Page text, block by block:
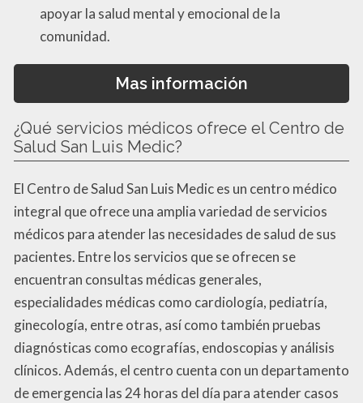
apoyar la salud mental y emocional de la
comunidad.
Mas información
¿Qué servicios médicos ofrece el Centro de
Salud San Luis Medic?
El Centro de Salud San Luis Medic es un centro médico
integral que ofrece una amplia variedad de servicios
médicos para atender las necesidades de salud de sus
pacientes. Entre los servicios que se ofrecen se
encuentran consultas médicas generales,
especialidades médicas como cardiología, pediatría,
ginecología, entre otras, así como también pruebas
diagnósticas como ecografías, endoscopias y análisis
clínicos. Además, el centro cuenta con un departamento
de emergencia las 24 horas del día para atender casos